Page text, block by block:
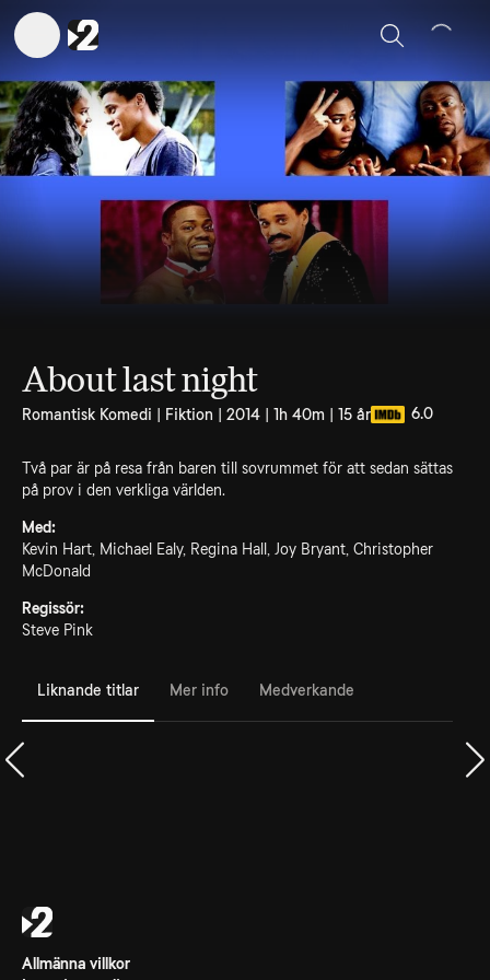
Sök
About last night
Romantisk Komedi | Fiktion | 2014 | 1h 40m | 15 år 6.0
Två par är på resa från baren till sovrummet för att sedan sättas
på prov i den verkliga världen.
Med:
Kevin Hart, Michael Ealy, Regina Hall, Joy Bryant, Christopher
McDonald
Regissör:
Steve Pink
Liknande titlar Mer info Medverkande
Allmänna villkor